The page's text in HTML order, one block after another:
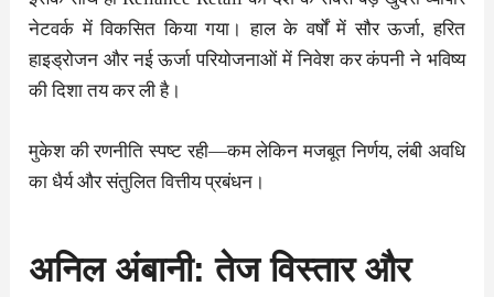
नेटवर्क में विकसित किया गया। हाल के वर्षों में सौर ऊर्जा, हरित
हाइड्रोजन और नई ऊर्जा परियोजनाओं में निवेश कर कंपनी ने भविष्य
की दिशा तय कर ली है।
मुकेश की रणनीति स्पष्ट रही—कम लेकिन मजबूत निर्णय, लंबी अवधि
का धैर्य और संतुलित वित्तीय प्रबंधन।
अनिल अंबानी: तेज विस्तार और